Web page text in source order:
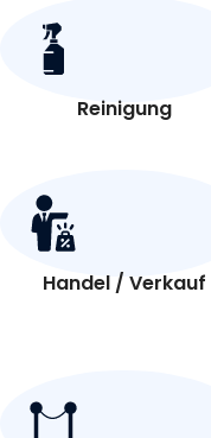
Reinigung
Handel / Verkauf